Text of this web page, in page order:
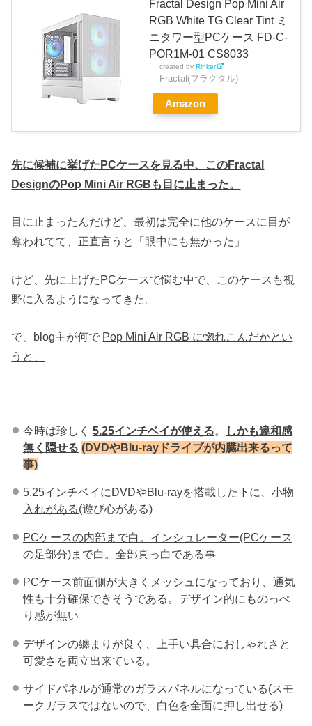
Fractal Design Pop Mini Air
RGB White TG Clear Tint ミ
ニタワー型PCケース FD-C-
POR1M-01 CS8033
created byRinker
Fractal(フラクタル)
Amazon
先に候補に挙げたPCケースを見る中、このFractal
DesignのPop Mini Air RGBも目に止まった。
目に止まったんだけど、最初は完全に他のケースに目が
奪われてて、正直言うと「眼中にも無かった」
けど、先に上げたPCケースで悩む中で、このケースも視
野に入るようになってきた。
で、blog主が何で Pop Mini Air RGB に惚れこんだかとい
うと、
今時は珍しく 5.25インチベイが使える。
しかも違和感
無く隠せる (DVDやBlu-rayドライブが内臓出来るって
事)
5.25インチベイにDVDやBlu-rayを搭載した下に、 小物
入れがある(遊び心がある)
PCケースの内部まで白。インシュレーター(PCケース
の足部分)まで白。全部真っ白である事
PCケース前面側が大きくメッシュになっており、通気
性も十分確保できそうである。デザイン的にものっぺ
り感が無い
デザインの纏まりが良く、上手い具合におしゃれさと
可愛さを両立出来ている。
サイドパネルが通常のガラスパネルになっている(スモ
ークガラスではないので、白色を全面に押し出せる)